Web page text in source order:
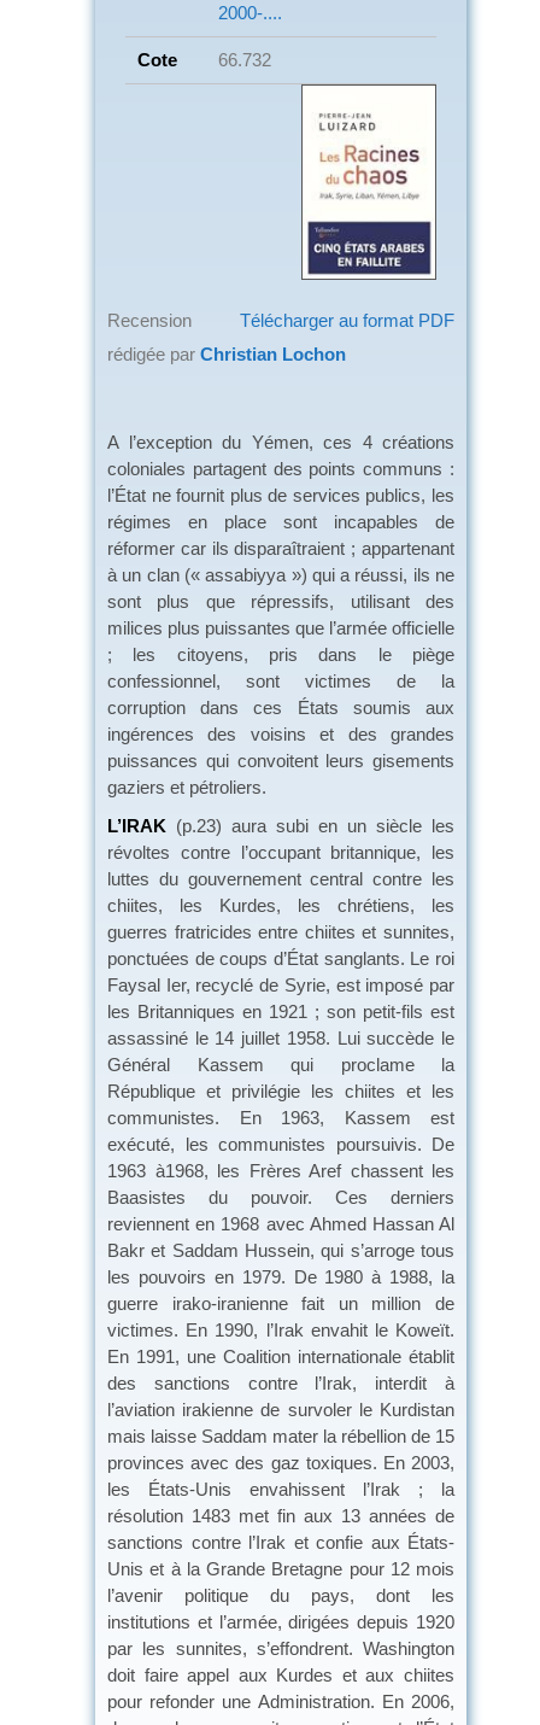
2000-....
Cote 66.732
Télécharger au format PDF
Recension
rédigée par Christian Lochon
A l’exception du Yémen, ces 4 créations
coloniales partagent des points communs :
l’État ne fournit plus de services publics, les
régimes en place sont incapables de
réformer car ils disparaîtraient ; appartenant
à un clan (« assabiyya ») qui a réussi, ils ne
sont plus que répressifs, utilisant des
milices plus puissantes que l’armée officielle
; les citoyens, pris dans le piège
confessionnel, sont victimes de la
corruption dans ces États soumis aux
ingérences des voisins et des grandes
puissances qui convoitent leurs gisements
gaziers et pétroliers.
L’IRAK (p.23) aura subi en un siècle les
révoltes contre l’occupant britannique, les
luttes du gouvernement central contre les
chiites, les Kurdes, les chrétiens, les
guerres fratricides entre chiites et sunnites,
ponctuées de coups d’État sanglants. Le roi
Faysal Ier, recyclé de Syrie, est imposé par
les Britanniques en 1921 ; son petit-fils est
assassiné le 14 juillet 1958. Lui succède le
Général Kassem qui proclame la
République et privilégie les chiites et les
communistes. En 1963, Kassem est
exécuté, les communistes poursuivis. De
1963 à1968, les Frères Aref chassent les
Baasistes du pouvoir. Ces derniers
reviennent en 1968 avec Ahmed Hassan Al
Bakr et Saddam Hussein, qui s’arroge tous
les pouvoirs en 1979. De 1980 à 1988, la
guerre irako-iranienne fait un million de
victimes. En 1990, l’Irak envahit le Koweït.
En 1991, une Coalition internationale établit
des sanctions contre l’Irak, interdit à
l’aviation irakienne de survoler le Kurdistan
mais laisse Saddam mater la rébellion de 15
provinces avec des gaz toxiques. En 2003,
les États-Unis envahissent l’Irak ; la
résolution 1483 met fin aux 13 années de
sanctions contre l’Irak et confie aux États-
Unis et à la Grande Bretagne pour 12 mois
l’avenir politique du pays, dont les
institutions et l’armée, dirigées depuis 1920
par les sunnites, s’effondrent. Washington
doit faire appel aux Kurdes et aux chiites
pour refonder une Administration. En 2006,